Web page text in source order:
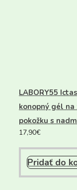
LABORY55
konopný gél na
pokožku s
17,90€
Pridať do